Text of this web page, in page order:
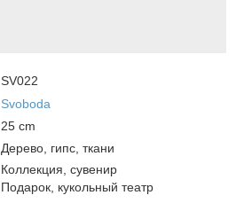
SV022
Svoboda
25 cm
Дерево, гипс, ткани
Коллекция, сувенир
Подарок, кукольный театр